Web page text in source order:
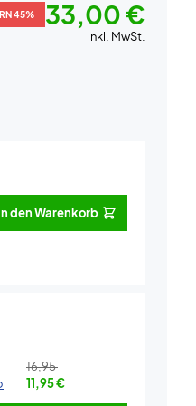
45% 33,00 €
inkl. MwSt.
den Warenkorb
16,95
11,95€